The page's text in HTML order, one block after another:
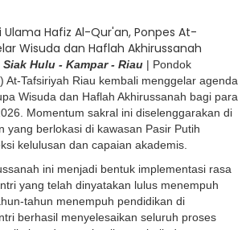
Hulu - Kampar - Riau | Pondok
At-Tafsiriyah Riau kembali menggelar agenda
Wisuda dan Haflah Akhirussanah bagi para
Momentum sakral ini diselenggarakan di
yang berlokasi di kawasan Pasir Putih
kelulusan dan capaian akademis.
ini menjadi bentuk implementasi rasa
yang telah dinyatakan lulus menempuh
tahun menempuh pendidikan di
berhasil menyelesaikan seluruh proses